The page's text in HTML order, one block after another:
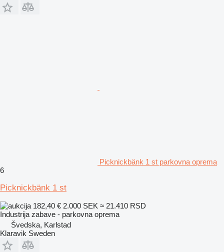
Picknickbänk 1 st parkovna oprema
6
Picknickbänk 1 st
182,40 € 2.000 SEK ≈ 21.410 RSD
Industrija zabave - parkovna oprema
Švedska, Karlstad
Klaravik Sweden